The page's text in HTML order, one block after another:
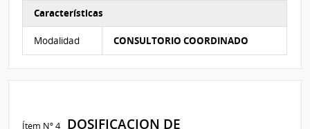
Características del Ítem Nº 3
Características
Modalidad CONSULTORIO COORDINADO
Ítem Nº 4
DOSIFICACION DE